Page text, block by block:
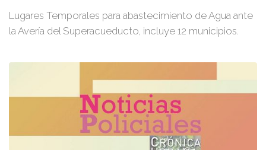
Lugares Temporales para abastecimiento de Agua ante
la Avería del Superacueducto, incluye 12 municipios.